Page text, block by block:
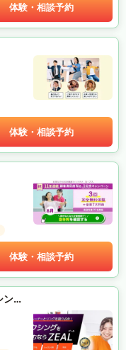
体験・相談予約
体験・相談予約
体験・相談予約
ZEAL BOXING FITNESS（ジール ボクシング フィットネス）